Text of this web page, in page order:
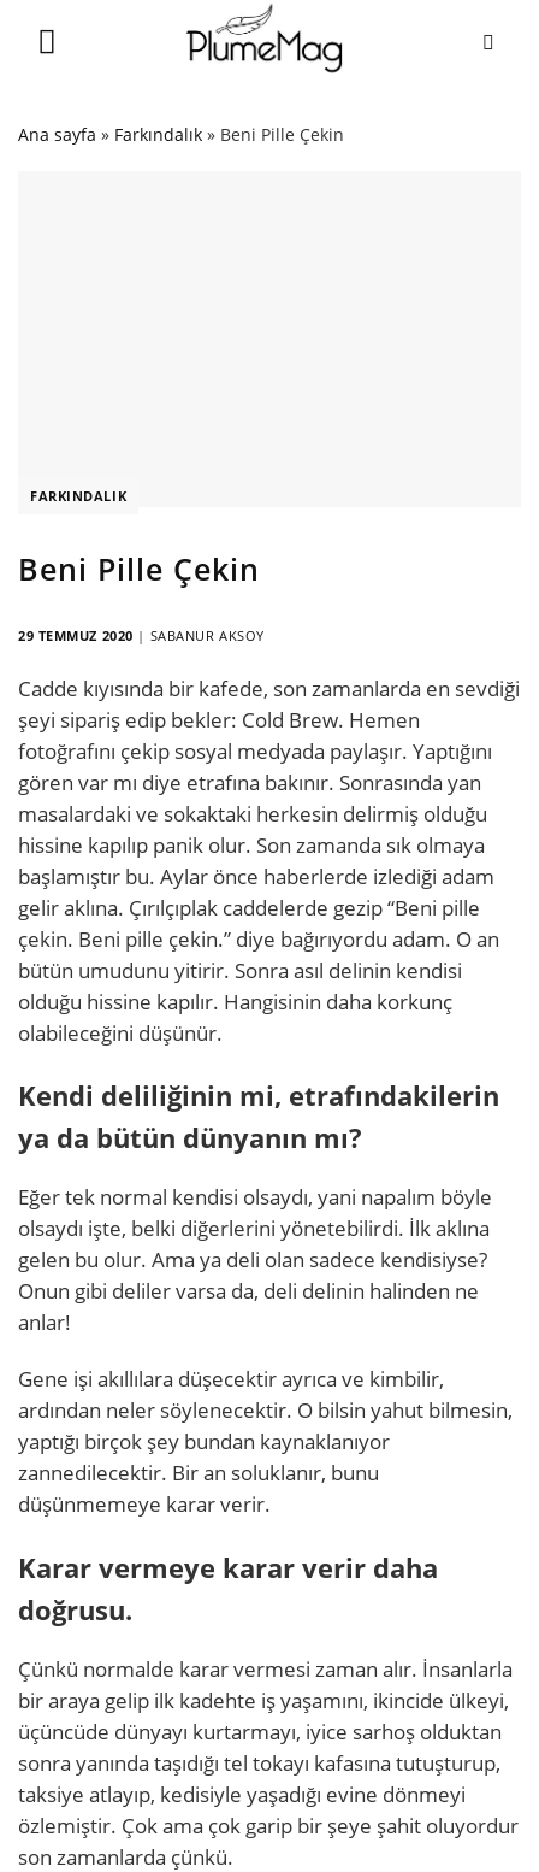
Ana sayfa » Farkındalık » Beni Pille Çekin
FARKINDALIK
Beni Pille Çekin
29 TEMMUZ 2020 | SABANUR AKSOY
Cadde kıyısında bir kafede, son zamanlarda en sevdiği
şeyi sipariş edip bekler: Cold Brew. Hemen
fotoğrafını çekip sosyal medyada paylaşır. Yaptığını
gören var mı diye etrafına bakınır. Sonrasında yan
masalardaki ve sokaktaki herkesin delirmiş olduğu
hissine kapılıp panik olur. Son zamanda sık olmaya
başlamıştır bu. Aylar önce haberlerde izlediği adam
gelir aklına. Çırılçıplak caddelerde gezip “Beni pille
çekin. Beni pille çekin.” diye bağırıyordu adam. O an
bütün umudunu yitirir. Sonra asıl delinin kendisi
olduğu hissine kapılır. Hangisinin daha korkunç
olabileceğini düşünür.
Kendi deliliğinin mi, etrafındakilerin
ya da bütün dünyanın mı?
Eğer tek normal kendisi olsaydı, yani napalım böyle
olsaydı işte, belki diğerlerini yönetebilirdi. İlk aklına
gelen bu olur. Ama ya deli olan sadece kendisiyse?
Onun gibi deliler varsa da, deli delinin halinden ne
anlar!
Gene işi akıllılara düşecektir ayrıca ve kimbilir,
ardından neler söylenecektir. O bilsin yahut bilmesin,
yaptığı birçok şey bundan kaynaklanıyor
zannedilecektir. Bir an soluklanır, bunu
düşünmemeye karar verir.
Karar vermeye karar verir daha
doğrusu.
Çünkü normalde karar vermesi zaman alır. İnsanlarla
bir araya gelip ilk kadehte iş yaşamını, ikincide ülkeyi,
üçüncüde dünyayı kurtarmayı, iyice sarhoş olduktan
sonra yanında taşıdığı tel tokayı kafasına tutuşturup,
taksiye atlayıp, kedisiyle yaşadığı evine dönmeyi
özlemiştir. Çok ama çok garip bir şeye şahit oluyordur
son zamanlarda çünkü.